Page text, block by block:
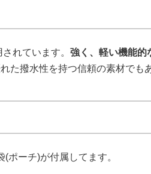
れています。 強く、軽い機能的
た撥水性を持つ信頼の素材でも
ポーチ)が付属してます。